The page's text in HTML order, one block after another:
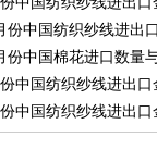
份中国纺织纱线进出
份中国棉花进口数量
中国纺织纱线进出
中国纺织纱线进出